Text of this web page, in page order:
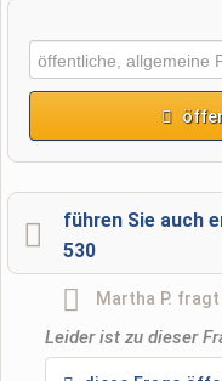
führen Sie auch
530
Martha P. fragt
Leider ist zu dieser